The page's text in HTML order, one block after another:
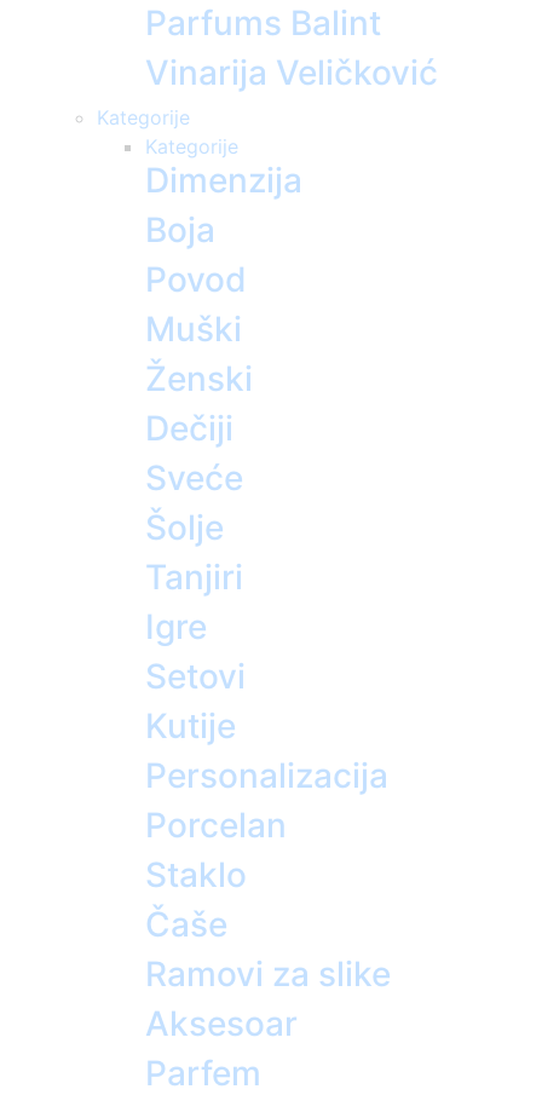
Parfums Balint
Vinarija Veličković
Kategorije
Kategorije
Dimenzija
Boja
Povod
Muški
Ženski
Dečiji
Sveće
Šolje
Tanjiri
Igre
Setovi
Kutije
Personalizacija
Porcelan
Staklo
Čaše
Ramovi za slike
Aksesoar
Parfem